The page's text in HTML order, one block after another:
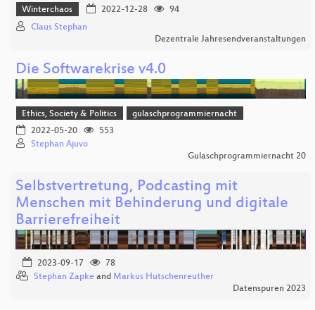
Winterchaos 2022-12-28
94
Claus Stephan
Dezentrale Jahresendveranstaltungen
Die Softwarekrise v4.0
Ethics, Society & Politics
gulaschprogrammiernacht
2022-05-20
553
Stephan Ajuvo
Gulaschprogrammiernacht 20
Selbstvertretung, Podcasting mit
Menschen mit Behinderung und digitale
Barrierefreiheit
2023-09-17
78
Stephan Zapke and Markus Hutschenreuther
Datenspuren 2023